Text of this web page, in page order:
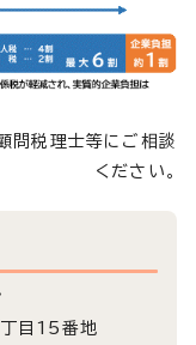
問税理士等にご相談
ください。
目15番地